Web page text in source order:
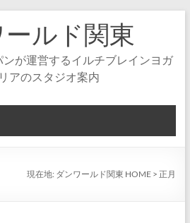
ルド関東
が運営するイルチブレインヨガ
アのスタジオ案内
現在地: ダンワールド関東 HOME >正月